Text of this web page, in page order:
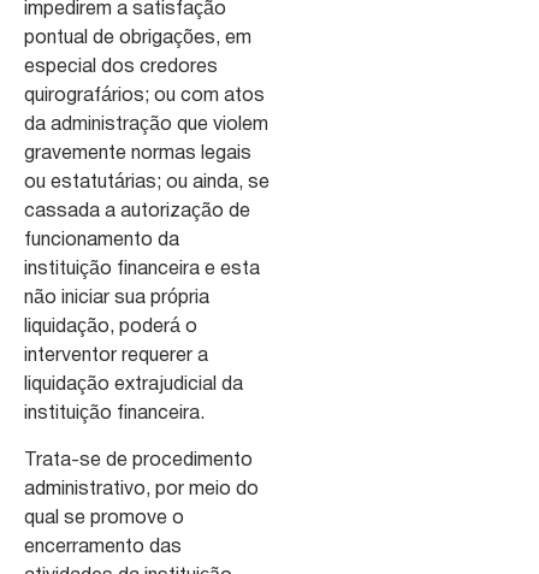
impedirem a satisfação
pontual de obrigações, em
especial dos credores
quirografários; ou com atos
da administração que violem
gravemente normas legais
ou estatutárias; ou ainda, se
cassada a autorização de
funcionamento da
instituição financeira e esta
não iniciar sua própria
liquidação, poderá o
interventor requerer a
liquidação extrajudicial da
instituição financeira.
Trata-se de procedimento
administrativo, por meio do
qual se promove o
encerramento das